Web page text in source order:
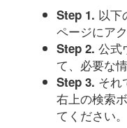
Step 1. 以下
ページにア
Step 2. 公式
て、必要な
Step 3. それ
右上の検索
てください。